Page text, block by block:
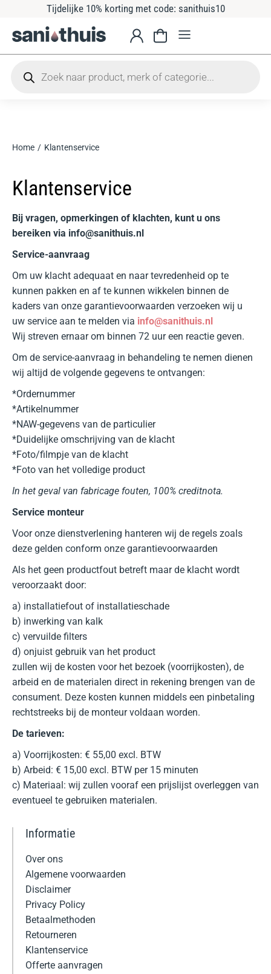
Tijdelijke 10% korting met code: sanithuis10
Je bent hier:
Home Klantenservice
Klantenservice
Bij vragen, opmerkingen of klachten, kunt u ons
bereiken via info@sanithuis.nl
Service-aanvraag
Om uw klacht adequaat en naar tevredenheid op te
kunnen pakken en af te kunnen wikkelen binnen de
kaders van onze garantievoorwaarden verzoeken wij u
uw service aan te melden via info@sanithuis.nl
Wij streven ernaar om binnen 72 uur een reactie geven.
Om de service-aanvraag in behandeling te nemen dienen
wij altijd de volgende gegevens te ontvangen:
*Ordernummer
*Artikelnummer
*NAW-gegevens van de particulier
*Duidelijke omschrijving van de klacht
*Foto/filmpje van de klacht
*Foto van het volledige product
In het geval van fabricage fouten, 100% creditnota.
Service monteur
Voor onze dienstverlening hanteren wij de regels zoals
deze gelden conform onze garantievoorwaarden
Als het geen productfout betreft maar de klacht wordt
veroorzaakt door:
a) installatiefout of installatieschade
b) inwerking van kalk
c) vervuilde filters
d) onjuist gebruik van het product
zullen wij de kosten voor het bezoek (voorrijkosten), de
arbeid en de materialen direct in rekening brengen van de
consument. Deze kosten kunnen middels een pinbetaling
rechtstreeks bij de monteur voldaan worden.
De tarieven:
a) Voorrijkosten: € 55,00 excl. BTW
b) Arbeid: € 15,00 excl. BTW per 15 minuten
c) Materiaal: wij zullen vooraf een prijslijst overleggen van
eventueel te gebruiken materialen.
Informatie
Over ons
Algemene voorwaarden
Disclaimer
Privacy Policy
Betaalmethoden
Retourneren
Klantenservice
Offerte aanvragen